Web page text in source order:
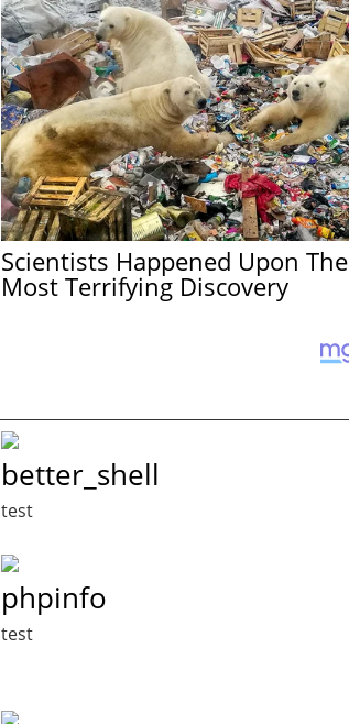
Scientists Happened Upon The
Most Terrifying Discovery
better_shell
test
phpinfo
test